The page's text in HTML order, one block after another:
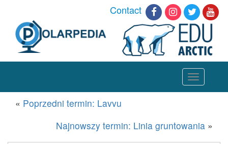
Contact
Toggle
navigation
« Poprzedni termin: Lavvu
Najnowszy termin: Linia gruntowania »